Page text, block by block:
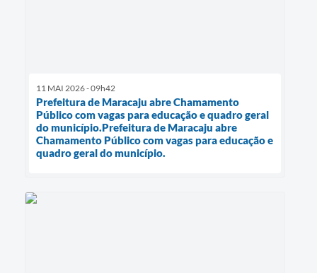
11 MAI 2026 - 09h42
Prefeitura de Maracaju abre Chamamento
Público com vagas para educação e quadro geral
do município.Prefeitura de Maracaju abre
Chamamento Público com vagas para educação e
quadro geral do município.